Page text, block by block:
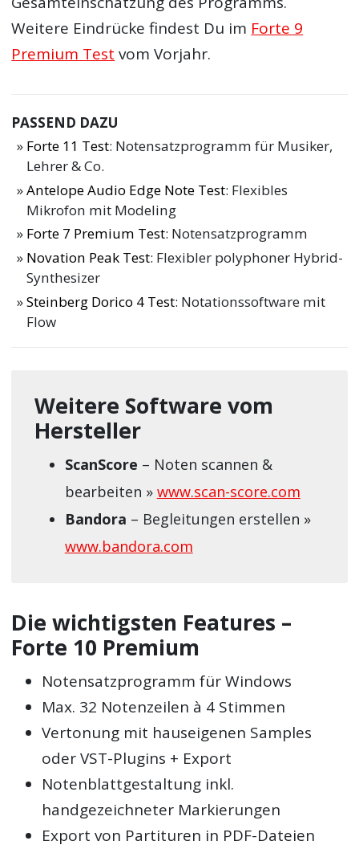
Weitere Eindrücke findest Du im Forte 9
Premium Test vom Vorjahr.
PASSEND DAZU
Forte 11 Test: Notensatzprogramm für Musiker,
Lehrer & Co.
Antelope Audio Edge Note Test: Flexibles
Mikrofon mit Modeling
Forte 7 Premium Test: Notensatzprogramm
Novation Peak Test: Flexibler polyphoner Hybrid-
Synthesizer
Steinberg Dorico 4 Test: Notationssoftware mit
Flow
Weitere Software vom
Hersteller
ScanScore – Noten scannen &
bearbeiten » www.scan-score.com
Bandora – Begleitungen erstellen »
www.bandora.com
Die wichtigsten Features –
Forte 10 Premium
Notensatzprogramm für Windows
Max. 32 Notenzeilen à 4 Stimmen
Vertonung mit hauseigenen Samples
oder VST-Plugins + Export
Notenblattgestaltung inkl.
handgezeichneter Markierungen
Export von Partituren in PDF-Dateien